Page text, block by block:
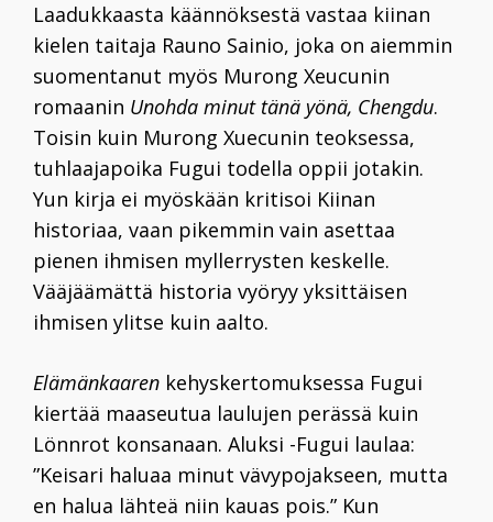
Laadukkaasta käännöksestä vastaa kiinan
kielen taitaja Rauno Sainio, joka on aiemmin
suomentanut myös Murong Xeucunin
romaanin Unohda minut tänä yönä, Chengdu.
Toisin kuin Murong Xuecunin teoksessa,
tuhlaajapoika Fugui todella oppii jotakin.
Yun kirja ei myöskään kritisoi Kiinan
historiaa, vaan pikemmin vain asettaa
pienen ihmisen myllerrysten keskelle.
Vääjäämättä historia vyöryy yksittäisen
ihmisen ylitse kuin aalto.
Elämänkaaren kehyskertomuksessa Fugui
kiertää maaseutua laulujen perässä kuin
Lönnrot konsanaan. Aluksi -Fugui laulaa:
”Keisari haluaa minut vävypojakseen, mutta
en halua lähteä niin kauas pois.” Kun